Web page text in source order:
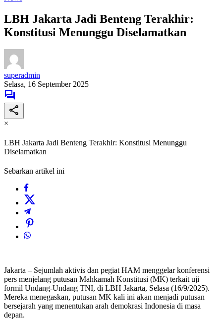
LBH Jakarta Jadi Benteng Terakhir:
Konstitusi Menunggu Diselamatkan
superadmin
Selasa, 16 September 2025
×
LBH Jakarta Jadi Benteng Terakhir: Konstitusi Menunggu
Diselamatkan
Sebarkan artikel ini
Jakarta – Sejumlah aktivis dan pegiat HAM menggelar konferensi
pers menjelang putusan Mahkamah Konstitusi (MK) terkait uji
formil Undang-Undang TNI, di LBH Jakarta, Selasa (16/9/2025).
Mereka menegaskan, putusan MK kali ini akan menjadi putusan
bersejarah yang menentukan arah demokrasi Indonesia di masa
depan.